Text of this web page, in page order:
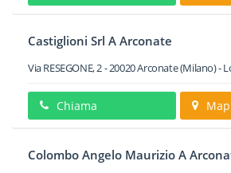
Castiglioni Srl A Arconate
Via RESEGONE, 2-20020Arconate(Milano) -
Chiama
Colombo Angelo Maurizio A